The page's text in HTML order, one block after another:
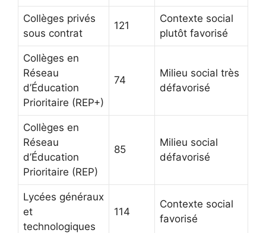
Collèges privés
sous contrat
121
Contexte social
plutôt favorisé
Collèges en
Réseau
d’Éducation
Prioritaire (REP+)
74
Milieu social très
défavorisé
Collèges en
Réseau
d’Éducation
Prioritaire (REP)
85
Milieu social
défavorisé
Lycées généraux
et
technologiques
114
Contexte social
favorisé